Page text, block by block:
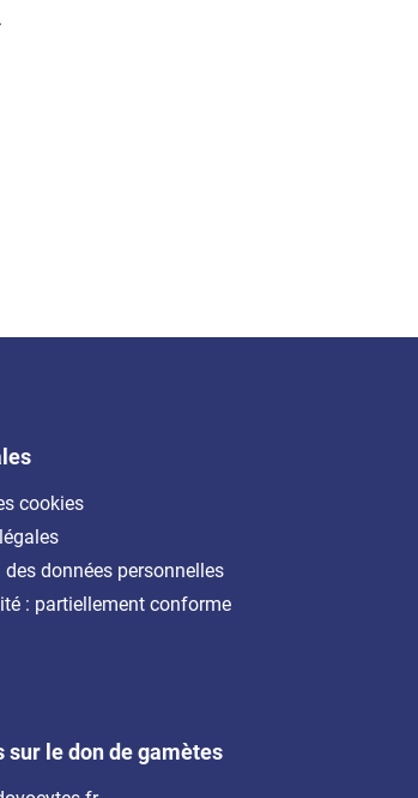
cookies
données personnelles
: partiellement conforme
sur le don de gamètes